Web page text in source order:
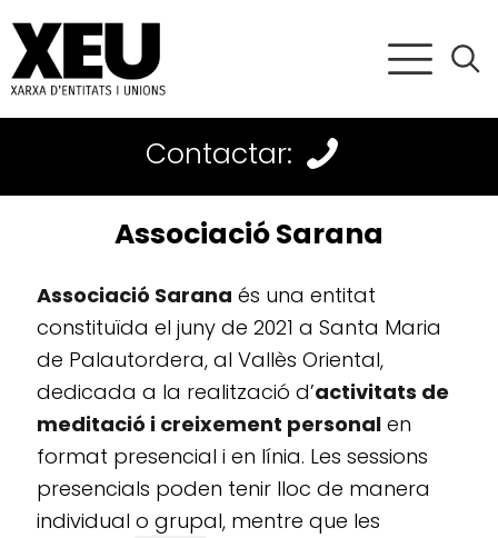
Contactar:
Associació Sarana
Associació Sarana és una entitat
constituïda el juny de 2021 a Santa Maria
de Palautordera, al Vallès Oriental,
dedicada a la realització d’activitats de
meditació i creixement personal en
format presencial i en línia. Les sessions
presencials poden tenir lloc de manera
individual o grupal, mentre que les